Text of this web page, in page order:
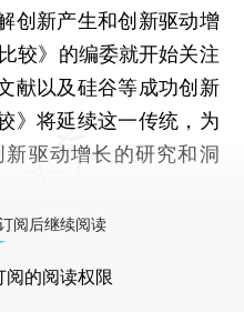
创新产生和创新驱动增
较》的编委就开始关注
献以及硅谷等成功创新
》将延续这一传统，为
驱动增长的研究和洞
阅后继续阅读
阅的阅读权限